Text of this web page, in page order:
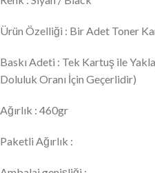
Ürün Özelliği : Bir Adet Toner
Baskı Adeti : Tek Kartuş ile
Doluluk Oranı İçin Geçerlidir)
Ağırlık : 460gr
Paketli Ağırlık :